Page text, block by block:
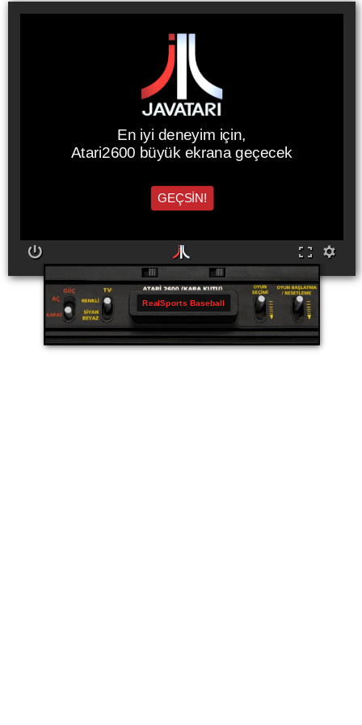
En iyi deneyim için,
Atari2600 büyük ekrana geçecek
GEÇSİN!
RealSports Baseball